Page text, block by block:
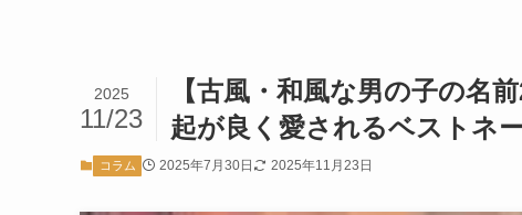
【古風・和風な男の子の名
起が良く愛されるベストネ
2025
11/23
コラム 2025年7月30日 2025年11月23日